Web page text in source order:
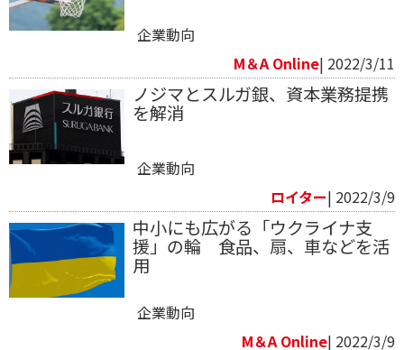
企業動向
M＆A Online| 2022/3/11
ノジマとスルガ銀、資本業務提携
を解消
企業動向
ロイター| 2022/3/9
中小にも広がる「ウクライナ支
援」の輪 食品、扇、車などを活
用
企業動向
M＆A Online| 2022/3/9